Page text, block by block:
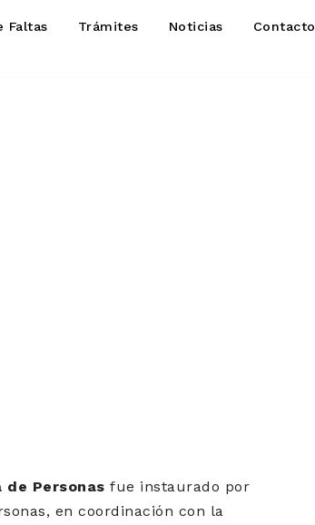
Faltas Trámites Noticias
Contacto
Personas fue instaurado por
en coordinación con la